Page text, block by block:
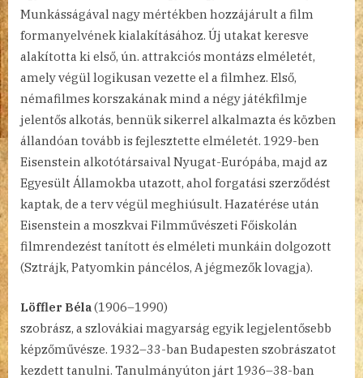
Munkásságával nagy mértékben hozzájárult a film
formanyelvének kialakításához. Új utakat keresve
alakította ki első, ún. attrakciós montázs elméletét,
amely végül logikusan vezette el a filmhez. Első,
némafilmes korszakának mind a négy játékfilmje
jelentős alkotás, bennük sikerrel alkalmazta és közben
állandóan tovább is fejlesztette elméletét. 1929-ben
Eisenstein alkotótársaival Nyugat-Európába, majd az
Egyesült Államokba utazott, ahol forgatási szerződést
kaptak, de a terv végül meghiúsult. Hazatérése után
Eisenstein a moszkvai Filmművészeti Főiskolán
filmrendezést tanított és elméleti munkáin dolgozott
(Sztrájk, Patyomkin páncélos, A jégmezők lovagja).
Löffler Béla (1906–1990)
szobrász, a szlovákiai magyarság egyik legjelentősebb
képzőművésze. 1932–33-ban Budapesten szobrászatot
kezdett tanulni. Tanulmányúton járt 1936–38-ban